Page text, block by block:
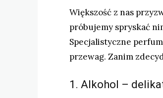
Większość z nas
próbujemy spryskać
Specjalistyczne
przewag. Zanim
1. Alkohol –